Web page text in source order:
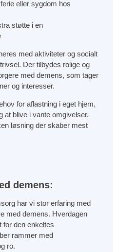
eller sygdom hos
støtte i en
med aktiviteter og socialt
Der tilbydes rolige og
med demens, som tager
og interesser.
for aflastning i eget hjem,
at blive i vante omgivelser.
løsning der skaber mest
demens:
har vi stor erfaring med
med demens. Hverdagen
den enkeltes
rammer med
ro.